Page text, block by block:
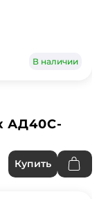
В наличии
АД40С-
Купить